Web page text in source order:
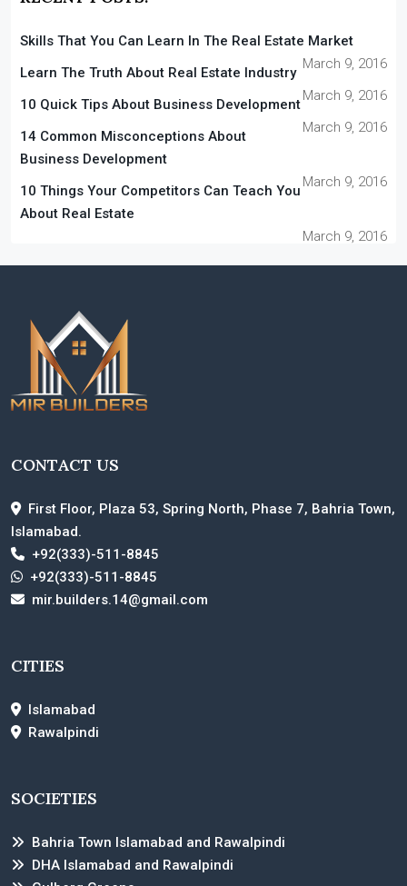
Skills That You Can Learn In The Real Estate Market
March 9, 2016
Learn The Truth About Real Estate Industry
March 9, 2016
10 Quick Tips About Business Development
March 9, 2016
14 Common Misconceptions About
Business Development
March 9, 2016
10 Things Your Competitors Can Teach You
About Real Estate
March 9, 2016
CONTACT US
First Floor, Plaza 53, Spring North, Phase 7, Bahria Town,
Islamabad.
+92(333)-511-8845
+92(333)-511-8845
mir.builders.14@gmail.com
CITIES
Islamabad
Rawalpindi
SOCIETIES
Bahria Town Islamabad and Rawalpindi
DHA Islamabad and Rawalpindi